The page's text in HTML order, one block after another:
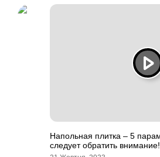
Напольная плитка – 5
следует обратить внимание!